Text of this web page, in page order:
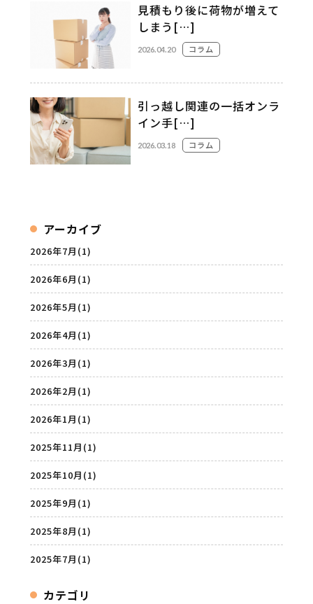
見積もり後に荷物が増えて
しまう[…]
2026.04.20 コラム
引っ越し関連の一括オンラ
イン手[…]
2026.03.18 コラム
アーカイブ
2026年7月 (1)
2026年6月 (1)
2026年5月 (1)
2026年4月 (1)
2026年3月 (1)
2026年2月 (1)
2026年1月 (1)
2025年11月 (1)
2025年10月 (1)
2025年9月 (1)
2025年8月 (1)
2025年7月 (1)
カテゴリ